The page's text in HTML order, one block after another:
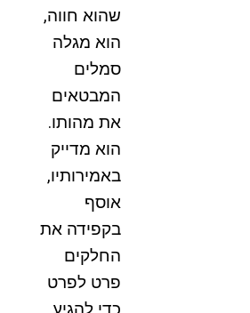
שהוא חווה,
הוא מגלה
סמלים
המבטאים
את מהותו.
הוא מדייק
באמירותיו,
אוסף
בקפידה את
החלקים
פרט לפרט